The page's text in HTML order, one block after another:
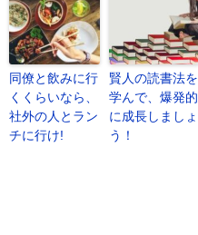
同僚と飲みに行
くくらいなら、
社外の人とラン
チに行け!
賢人の読書法を
学んで、爆発的
に成長しましょ
う！